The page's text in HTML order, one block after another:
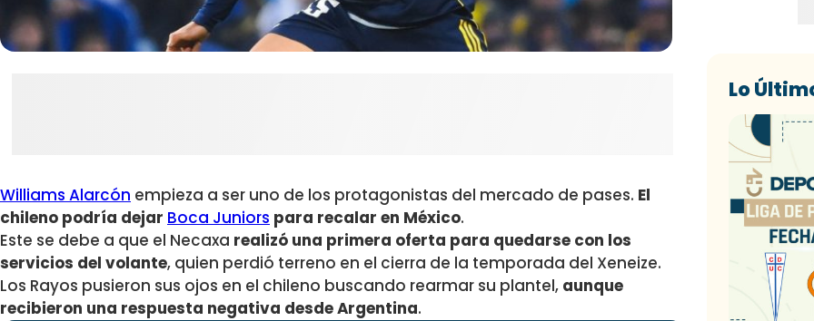
Williams Alarcón empieza a ser uno de los protagonistas del mercado de pases. El
chileno podría dejar Boca Juniors para recalar en México.
Este se debe a que el Necaxa realizó una primera oferta para quedarse con los
servicios del volante, quien perdió terreno en el cierra de la temporada del Xeneize.
Los Rayos pusieron sus ojos en el chileno buscando rearmar su plantel, aunque
recibieron una respuesta negativa desde Argentina.
Lo